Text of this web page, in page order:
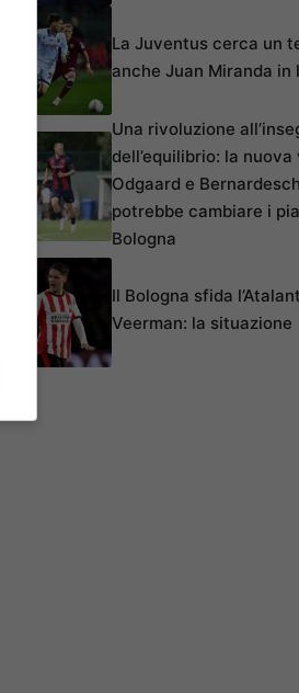
La Juventus cerca un
anche Juan Miranda in
Una rivoluzione
dell’equilibrio: la
Odgaard e
potrebbe cambiare i
Bologna
Il Bologna sfida
Veerman: la situazione